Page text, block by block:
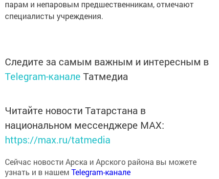
специалисты учреждения.
Telegram-каналеТатмедиа
национальном мессенджере MАХ:
https://max.ru/tatmedia
узнать и в нашемTelegram-канале